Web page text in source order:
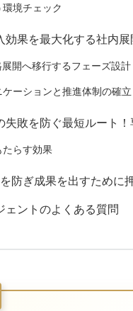
境チェック
果を最大化する社内展
開へ移行するフェーズ設計
ーションと推進体制の確立
敗を防ぐ最短ルート
らす効果
防ぎ成果を出すために
ントのよくある質問